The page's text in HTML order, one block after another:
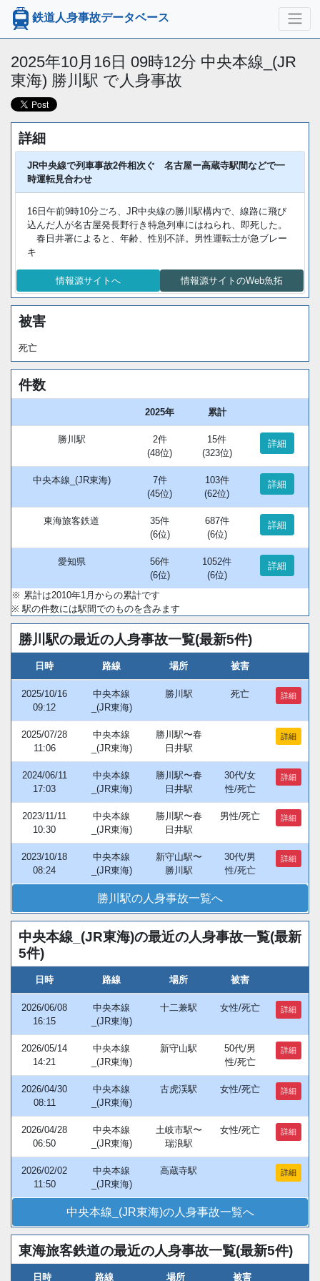
鉄道人身事故データベース
2025年10月16日 09時12分 中央本線_(JR
東海) 勝川駅 で人身事故
詳細
JR中央線で列車事故2件相次ぐ 名古屋ー高蔵寺駅間などで一
時運転見合わせ
16日午前9時10分ごろ、JR中央線の勝川駅構内で、線路に飛び
込んだ人が名古屋発長野行き特急列車にはねられ、即死した。
春日井署によると、年齢、性別不詳。男性運転士が急ブレー
キ
情報源サイトへ 情報源サイトのWeb魚拓
被害
死亡
件数
2025年 累計
勝川駅
2件
(48位)
15件
(323位)
詳細
中央本線_(JR東海)
7件
(45位)
103件
(62位)
詳細
東海旅客鉄道
35件
(6位)
687件
(6位)
詳細
愛知県
56件
(6位)
1052件
(6位)
詳細
※ 累計は2010年1月からの累計です
※ 駅の件数には駅間でのものを含みます
勝川駅の最近の人身事故一覧(最新5件)
日時 路線 場所 被害
2025/10/16
09:12
中央本線
_(JR東海)
勝川駅 死亡 詳細
2025/07/28
11:06
中央本線
_(JR東海)
勝川駅〜春
日井駅
詳細
2024/06/11
17:03
中央本線
_(JR東海)
勝川駅〜春
日井駅
30代/女
性/死亡
詳細
2023/11/11
10:30
中央本線
_(JR東海)
勝川駅〜春
日井駅
男性/死亡 詳細
2023/10/18
08:24
中央本線
_(JR東海)
新守山駅〜
勝川駅
30代/男
性/死亡
詳細
勝川駅の人身事故一覧へ
中央本線_(JR東海)の最近の人身事故一覧(最新
5件)
日時 路線 場所 被害
2026/06/08
16:15
中央本線
_(JR東海)
十二兼駅 女性/死亡 詳細
2026/05/14
14:21
中央本線
_(JR東海)
新守山駅
50代/男
性/死亡
詳細
2026/04/30
08:11
中央本線
_(JR東海)
古虎渓駅 女性/死亡 詳細
2026/04/28
06:50
中央本線
_(JR東海)
土岐市駅〜
瑞浪駅
女性/死亡 詳細
2026/02/02
11:50
中央本線
_(JR東海)
高蔵寺駅 詳細
中央本線_(JR東海)の人身事故一覧へ
東海旅客鉄道の最近の人身事故一覧(最新5件)
日時 路線 場所 被害